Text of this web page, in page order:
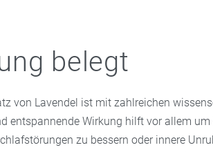
belegt
von Lavendel ist mit zahlreichen
entspannende Wirkung hilft vor allem
zu bessern oder innere